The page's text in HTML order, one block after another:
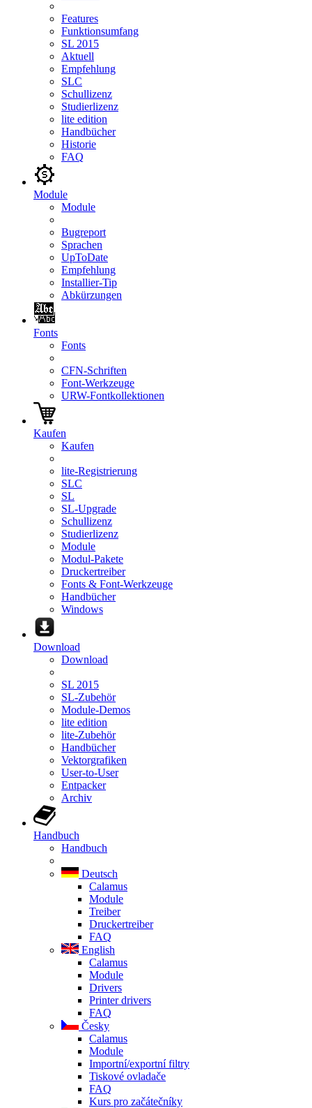
Features
Funktionsumfang
SL 2015
Aktuell
Empfehlung
SLC
Schullizenz
Studierlizenz
lite edition
Handbücher
Historie
FAQ
Module
Module
Bugreport
Sprachen
UpToDate
Empfehlung
Installier-Tip
Abkürzungen
Fonts
Fonts
CFN-Schriften
Font-Werkzeuge
URW-Fontkollektionen
Kaufen
Kaufen
lite-Registrierung
SLC
SL
SL-Upgrade
Schullizenz
Studierlizenz
Module
Modul-Pakete
Druckertreiber
Fonts & Font-Werkzeuge
Handbücher
Windows
Download
Download
SL 2015
SL-Zubehör
Module-Demos
lite edition
lite-Zubehör
Handbücher
Vektorgrafiken
User-to-User
Entpacker
Archiv
Handbuch
Handbuch
Deutsch
Calamus
Module
Treiber
Druckertreiber
FAQ
English
Calamus
Module
Drivers
Printer drivers
FAQ
Česky
Calamus
Module
Importní/exportní filtry
Tiskové ovladače
FAQ
Kurs pro začátečníky